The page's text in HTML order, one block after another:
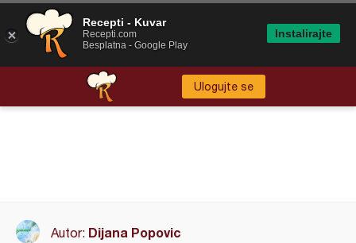
Ulogujte se
Autor: Dijana Popovic
Recepti - Kuvar
Recepti.com
Besplatna - Google Play
Instalirajte